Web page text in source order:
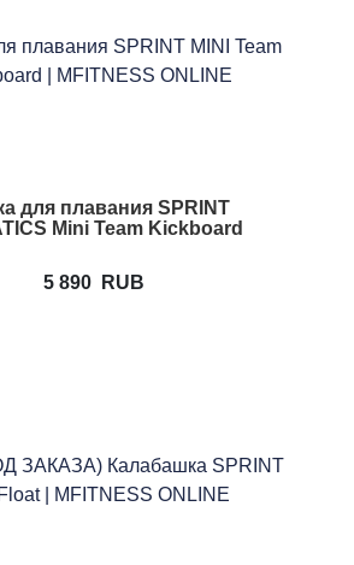
для плавания SPRINT
Mini Team Kickboard
5 890 RUB